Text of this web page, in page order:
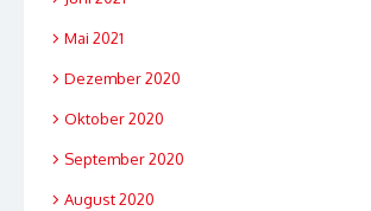
Mai 2021
Dezember 2020
Oktober 2020
September 2020
August 2020